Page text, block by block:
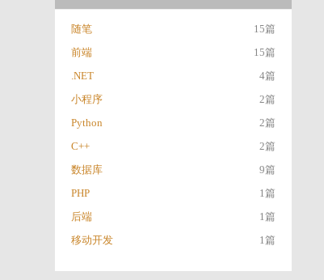
随笔
15篇
前端
15篇
.NET
4篇
小程序
2篇
Python
2篇
C++
2篇
数据库
9篇
PHP
1篇
后端
1篇
移动开发
1篇